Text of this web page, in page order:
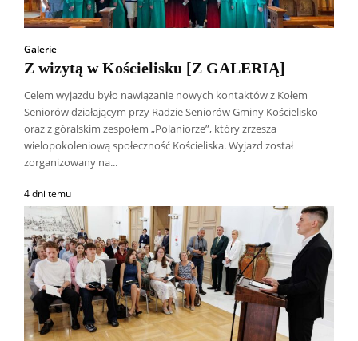
Galerie
Z wizytą w Kościelisku [Z GALERIĄ]
Celem wyjazdu było nawiązanie nowych kontaktów z Kołem
Seniorów działającym przy Radzie Seniorów Gminy Kościelisko
oraz z góralskim zespołem „Polaniorze”, który zrzesza
wielopokoleniową społeczność Kościeliska. Wyjazd został
zorganizowany na...
4 dni temu